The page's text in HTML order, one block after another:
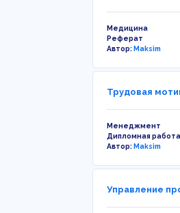
Медицина
Реферат
Автор:Maksim
Трудовая
Менеджмент
Дипломная работа
Автор:Maksim
Управление